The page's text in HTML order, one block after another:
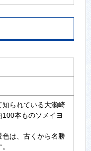
知られている大瀬崎
本ものソメイヨ
は、古くから名勝